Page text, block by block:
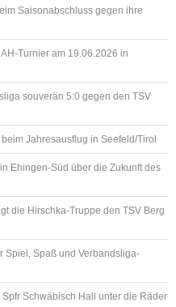
Saisonabschluss gegen ihre
Turnier am 19.06.2026 in
souverän 5:0 gegen den TSV
Jahresausflug in Seefeld/Tirol
Ehingen-Süd über die Zukunft des
die Hirschka-Truppe den TSV Berg
Spiel, Spaß und Verbandsliga-
Schwäbisch Hall unter die Räder